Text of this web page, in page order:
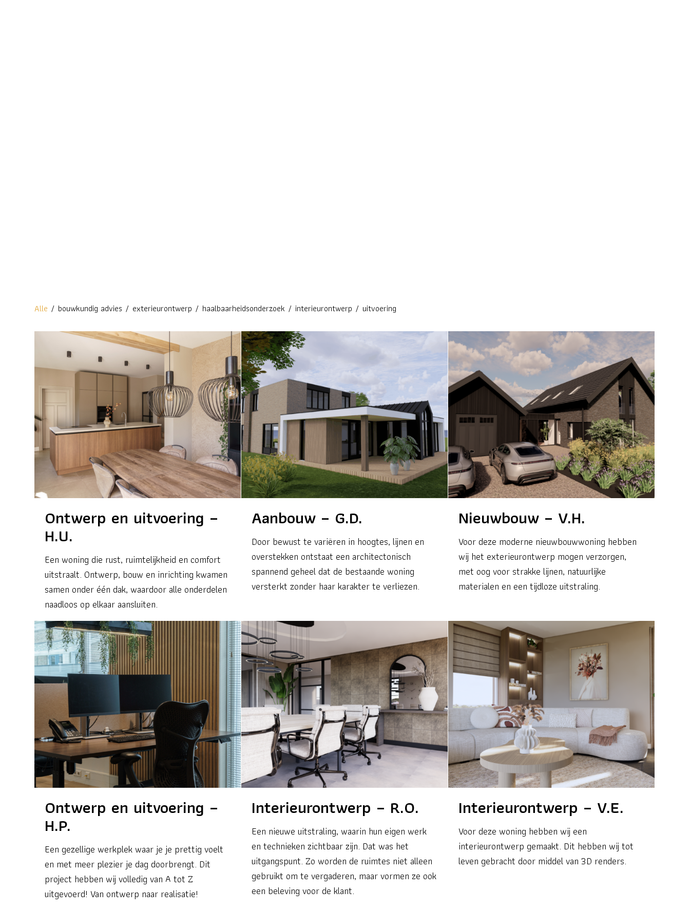
Alle / bouwkundig advies / exterieurontwerp / haalbaarheidsonderzoek / interieurontwerp / uitvoering
Ontwerp en uitvoering –
H.U.
Een woning die rust, ruimtelijkheid en comfort
uitstraalt. Ontwerp, bouw en inrichting kwamen
samen onder één dak, waardoor alle onderdelen
naadloos op elkaar aansluiten.
Aanbouw – G.D.
Door bewust te variëren in hoogtes, lijnen en
overstekken ontstaat een architectonisch
spannend geheel dat de bestaande woning
versterkt zonder haar karakter te verliezen.
Nieuwbouw – V.H.
Voor deze moderne nieuwbouwwoning hebben
wij het exterieurontwerp mogen verzorgen,
met oog voor strakke lijnen, natuurlijke
materialen en een tijdloze uitstraling.
Ontwerp en uitvoering –
H.P.
Een gezellige werkplek waar je je prettig voelt
en met meer plezier je dag doorbrengt. Dit
project hebben wij volledig van A tot Z
uitgevoerd! Van ontwerp naar realisatie!
Interieurontwerp – R.O.
Een nieuwe uitstraling, waarin hun eigen werk
en technieken zichtbaar zijn. Dat was het
uitgangspunt. Zo worden de ruimtes niet alleen
gebruikt om te vergaderen, maar vormen ze ook
een beleving voor de klant.
Interieurontwerp – V.E.
Voor deze woning hebben wij een
interieurontwerp gemaakt. Dit hebben wij tot
leven gebracht door middel van 3D renders.